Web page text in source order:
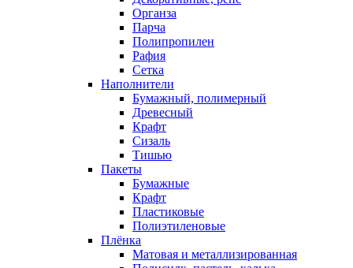
Органза
Парча
Полипропилен
Рафия
Сетка
Наполнители
Бумажный, полимерный
Древесный
Крафт
Сизаль
Тишью
Пакеты
Бумажные
Крафт
Пластиковые
Полиэтиленовые
Плёнка
Матовая и металлизированная